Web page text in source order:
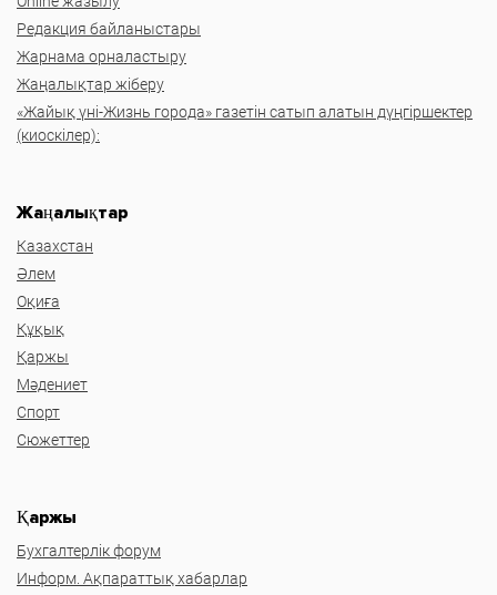
Редакция байланыстары
Жарнама орналастыру
Жаңалықтар жіберу
«Жайық үні-Жизнь города» газетін сатып алатын дүңгіршектер
(киоскілер):
Жаңалықтар
Казахстан
Әлем
Оқиға
Құқық
Қаржы
Мәдениет
Спорт
Сюжеттер
Қаржы
Бухгалтерлік форум
Информ. Ақпараттық хабарлар